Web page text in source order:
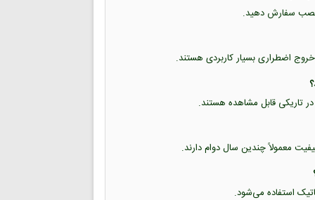
نصب سفارش دهید.
اضطراری بسیار کاربردی هستند.
در تاریکی قابل مشاهده هستند.
معمولاً چندین سال دوام دارند.
استفاده می‌شود.